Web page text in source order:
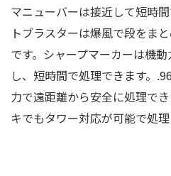
マニューバーは接近して短時
トブラスターは爆風で段をま
です。シャープマーカーは機
し、短時間で処理できます。
力で遠距離から安全に処理で
キでもタワー対応が可能で処理